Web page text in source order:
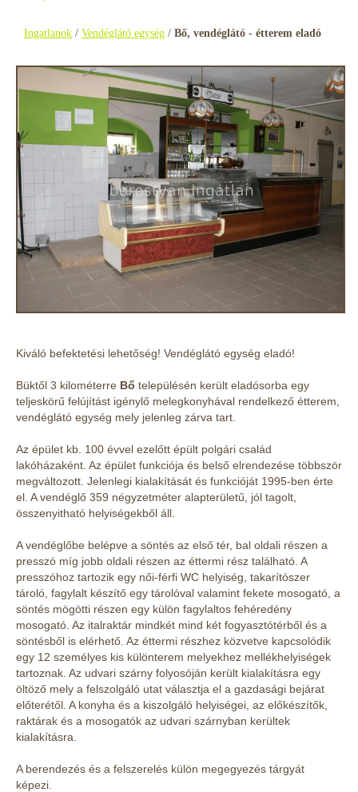
Ingatlanok / Vendéglátó egység / Bő, vendéglátó - étterem eladó
Kiváló befektetési lehetőség! Vendéglátó egység eladó!
Büktől 3 kilométerre Bő településén került eladósorba egy
teljeskörű felújítást igénylő melegkonyhával rendelkező étterem,
vendéglátó egység mely jelenleg zárva tart.
Az épület kb. 100 évvel ezelőtt épült polgári család
lakóházaként. Az épület funkciója és belső elrendezése többször
megváltozott. Jelenlegi kialakítását és funkcióját 1995-ben érte
el. A vendéglő 359 négyzetméter alapterületű, jól tagolt,
összenyitható helyiségekből áll.
A vendéglőbe belépve a söntés az első tér, bal oldali részen a
presszó míg jobb oldali részen az éttermi rész található. A
presszóhoz tartozik egy női-férfi WC helyiség, takarítószer
tároló, fagylalt készítő egy tárolóval valamint fekete mosogató, a
söntés mögötti részen egy külön fagylaltos fehéredény
mosogató. Az italraktár mindkét mind két fogyasztótérből és a
söntésből is elérhető. Az éttermi részhez közvetve kapcsolódik
egy 12 személyes kis különterem melyekhez mellékhelyiségek
tartoznak. Az udvari szárny folyosóján került kialakításra egy
öltöző mely a felszolgáló utat választja el a gazdasági bejárat
előterétől. A konyha és a kiszolgáló helyiségei, az előkészítők,
raktárak és a mosogatók az udvari szárnyban kerültek
kialakításra.
A berendezés és a felszerelés külön megegyezés tárgyát
képezi.